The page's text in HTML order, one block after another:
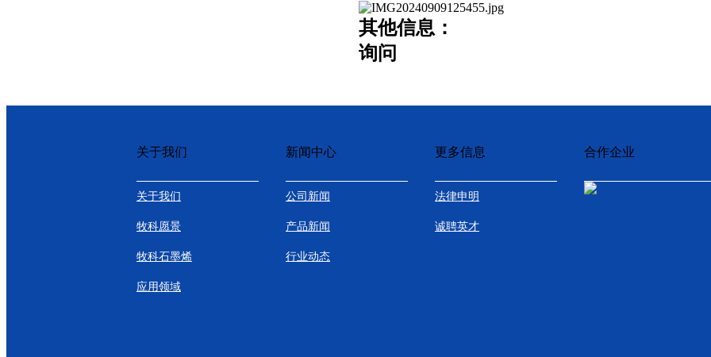
其他信息：
询问
关于我们 新闻中心 更多信息 合作企业
关于我们
牧科愿景
牧科石墨烯
应用领域
公司新闻
产品新闻
行业动态
法律申明
诚聘英才